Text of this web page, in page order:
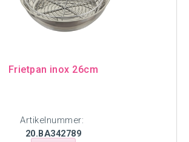
Frietpan inox 26cm
Artikelnummer:
20.BA342789